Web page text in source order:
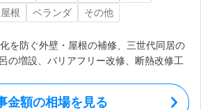
屋根 ベランダ
その他
を防ぐ外壁・屋根の補修、三世代同居の
の増設、バリアフリー改修、断熱改修工
金額の相場を見る